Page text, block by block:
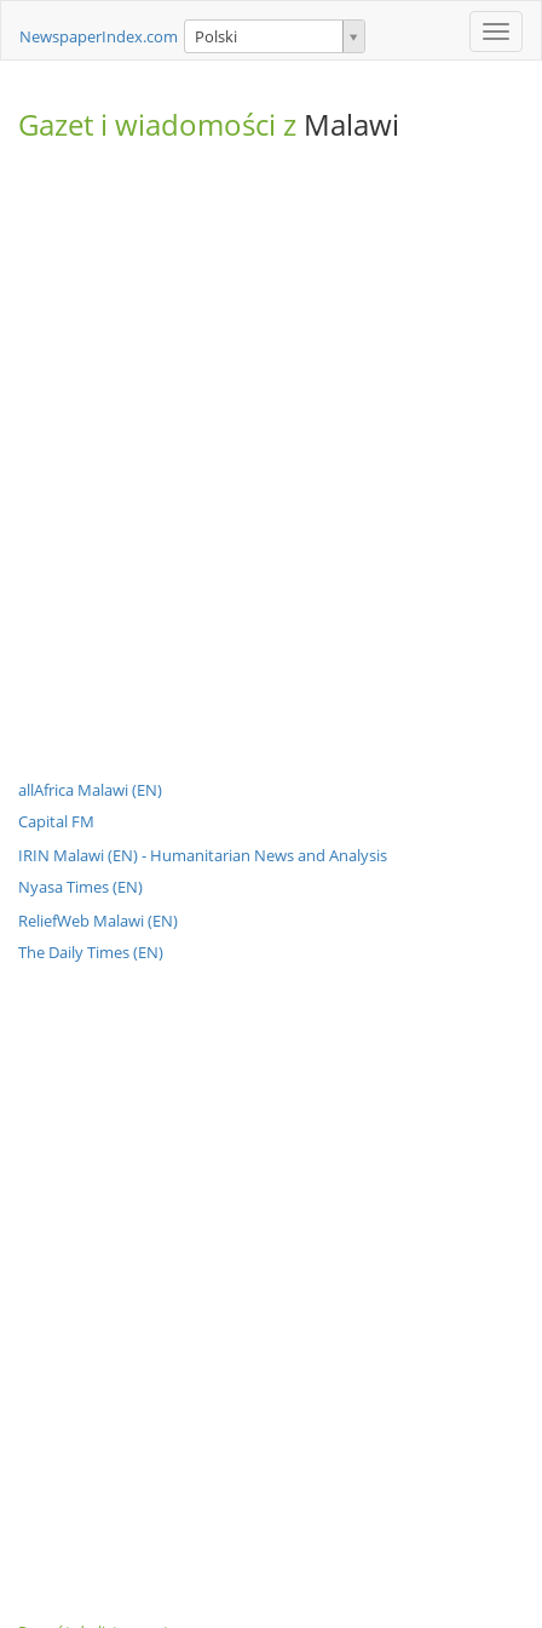
Toggle
NewspaperIndex.com Polski
Gazet i wiadomości z Malawi
allAfrica Malawi (EN)
Capital FM
IRIN Malawi (EN) - Humanitarian News and Analysis
Nyasa Times (EN)
ReliefWeb Malawi (EN)
The Daily Times (EN)